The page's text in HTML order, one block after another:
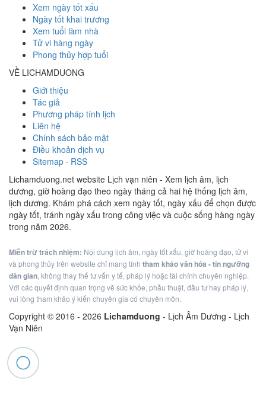
Xem ngày tốt xấu
Ngày tốt khai trương
Xem tuổi làm nhà
Tử vi hàng ngày
Phong thủy hợp tuổi
VỀ LICHAMDUONG
Giới thiệu
Tác giả
Phương pháp tính lịch
Liên hệ
Chính sách bảo mật
Điều khoản dịch vụ
Sitemap · RSS
Lichamduong.net website Lịch vạn niên - Xem lịch âm, lịch
dương, giờ hoàng đạo theo ngày tháng cả hai hệ thống lịch âm,
lịch dương. Khám phá cách xem ngày tốt, ngày xấu để chọn được
ngày tốt, tránh ngày xấu trong công việc và cuộc sống hàng ngày
trong năm 2026.
Miễn trừ trách nhiệm: Nội dung lịch âm, ngày tốt xấu, giờ hoàng đạo, tử vi
và phong thủy trên website chỉ mang tính tham khảo văn hóa - tín ngưỡng
dân gian, không thay thế tư vấn y tế, pháp lý hoặc tài chính chuyên nghiệp.
Với các quyết định quan trọng về sức khỏe, phẫu thuật, đầu tư hay pháp lý,
vui lòng tham khảo ý kiến chuyên gia có chuyên môn.
Copyright © 2016 - 2026 Lichamduong - Lịch Âm Dương - Lịch
Vạn Niên